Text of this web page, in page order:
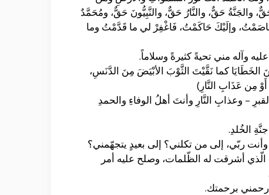
حَقٌّ، والنَّارُ حَقٌّ، والنَّبِيُّونَ حَقٌّ، ومُحَمَّدٌ
وإلَيْكَ حَاكَمْتُ، فَاغْفِرْ لي ما قَدَّمْتُ وما
وآله مني تحيةً كثيرةً وسلاماً.
الخَطَايَا كما نَقَّيْتَ الثَّوْبَ الأبْيَضَ مِنَ الدَّنَسِ،
مِن عَذَابِ النَّارِ)
– وعذابِ النَّارِ وأنتَ أهلُ الوفاءِ والحمدِ
الخُلدِ.
ربّي، إلى من تكلني؟ إلى بعيدٍ يتجهّمني؟
أشرقت له الظّلمات، وصلح عليه أمر
برحمتك.